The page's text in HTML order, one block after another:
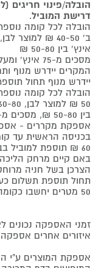
הובלה/פינוי חריגים
דרישת המוביל.
הובלה לכל קומה
אינץ' בין 50-80 ₪
המקרים יידרש מנוף
יידרש מנוף תחול
בין 50-80 ₪, מסכים מ-75 אינץ' ומעלה 80-100 ₪.
אספקת מקררים -
בכניסה הראשית עד
60 ₪ תוספת למוביל בבית.
הצרכן בשל חניה
תחול תוספת תשלום
50 מטרים יחשבו כקומה נוספת).
זמני האספקה נכונים
איזורים אחרים אספקה עד 14 ימי עסקים
אספקת המוצרים ע"י